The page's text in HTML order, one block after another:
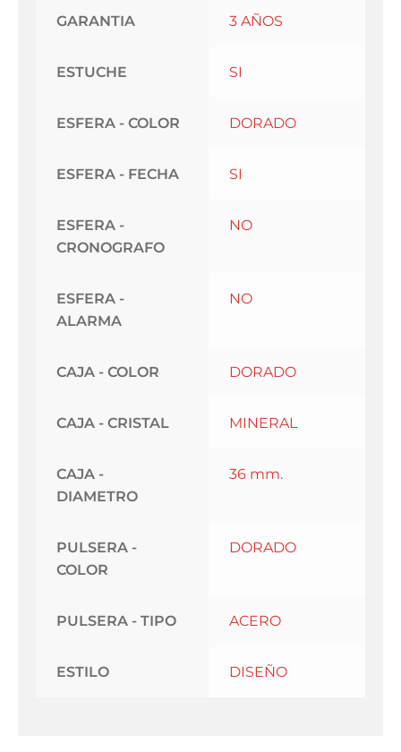
GARANTIA 3 AÑOS
ESTUCHE SI
ESFERA - COLOR DORADO
ESFERA - FECHA SI
ESFERA -
CRONOGRAFO
NO
ESFERA -
ALARMA
NO
CAJA - COLOR DORADO
CAJA - CRISTAL MINERAL
CAJA -
DIAMETRO
36 mm.
PULSERA -
COLOR
DORADO
PULSERA - TIPO ACERO
ESTILO DISEÑO